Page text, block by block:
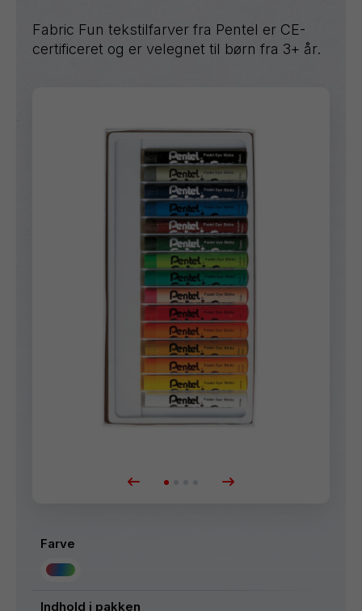
Fabric Fun tekstilfarver fra Pentel er CE-
certificeret og er velegnet til børn fra 3+ år.
Farve
Indhold i pakken